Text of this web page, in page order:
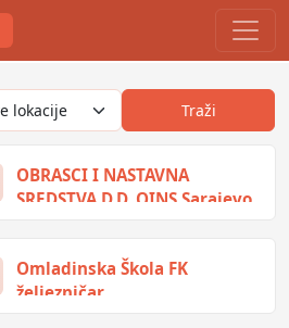
Traži
OBRASCI I NASTAVNA
SREDSTVA D.D. OINS Sarajevo
Omladinska Škola FK
željezničar